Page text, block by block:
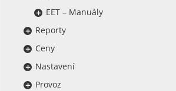
EET – Manuály
Reporty
Ceny
Nastavení
Provoz